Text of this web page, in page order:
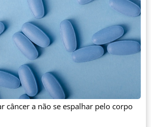
câncer a não se espalhar pelo corpo